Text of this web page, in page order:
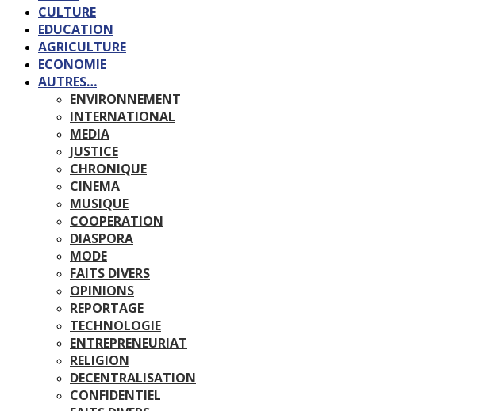
CULTURE
EDUCATION
AGRICULTURE
ECONOMIE
AUTRES…
ENVIRONNEMENT
INTERNATIONAL
MEDIA
JUSTICE
CHRONIQUE
CINEMA
MUSIQUE
COOPERATION
DIASPORA
MODE
FAITS DIVERS
OPINIONS
REPORTAGE
TECHNOLOGIE
ENTREPRENEURIAT
RELIGION
DECENTRALISATION
CONFIDENTIEL